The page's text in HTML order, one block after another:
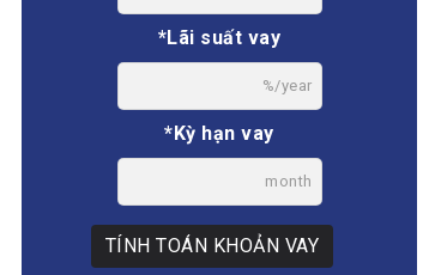
*Lãi suất vay
%/year
*Kỳ hạn vay
month
TÍNH TOÁN KHOẢN VAY